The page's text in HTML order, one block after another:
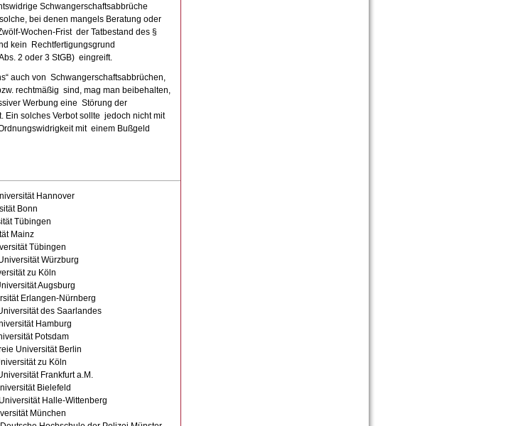
Schwangerschaftsabbrüche
bei denen mangels Beratung oder
Wochen-Frist der Tatbestand des §
kein Rechtfertigungsgrund
2 oder 3 StGB) eingreift.
auch von Schwangerschaftsabbrüchen,
rechtmäßig sind, mag man beibehalten,
Werbung eine Störung der
Ein solches Verbot sollte jedoch nicht mit
mit einem Bußgeld
Hannover
Bonn
Tübingen
Mainz
Tübingen
Würzburg
zu Köln
Augsburg
Erlangen-Nürnberg
des Saarlandes
Hamburg
Potsdam
Universität Berlin
zu Köln
Frankfurt a.M.
Bielefeld
Halle-Wittenberg
München